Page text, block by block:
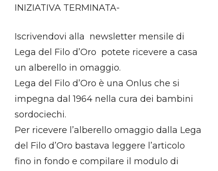
INIZIATIVA TERMINATA-
Iscrivendovi alla newsletter mensile di
Lega del Filo d’Oro potete ricevere a casa
un alberello in omaggio.
Lega del Filo d’Oro è una Onlus che si
impegna dal 1964 nella cura dei bambini
sordociechi.
Per ricevere l’alberello omaggio dalla Lega
del Filo d’Oro bastava leggere l’articolo
fino in fondo e compilare il modulo di